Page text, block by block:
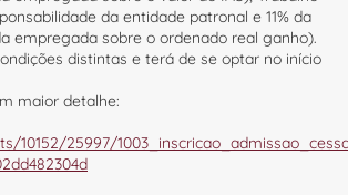
da entidade patronal e 11% da
empregada sobre o ordenado real ganho).
distintas e terá de se optar no início
maior detalhe:
10152/25997/